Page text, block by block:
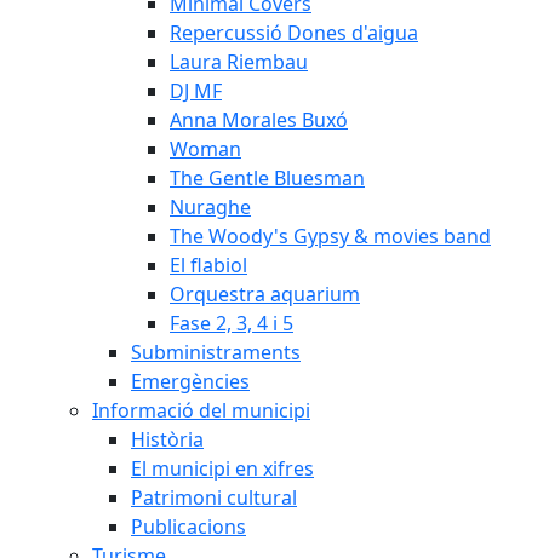
Repercussió Dones d'aigua
Laura Riembau
DJ MF
Anna Morales Buxó
Woman
The Gentle Bluesman
Nuraghe
The Woody's Gypsy & movies band
El flabiol
Orquestra aquarium
Fase 2, 3, 4 i 5
Subministraments
Emergències
Informació del municipi
Història
El municipi en xifres
Patrimoni cultural
Publicacions